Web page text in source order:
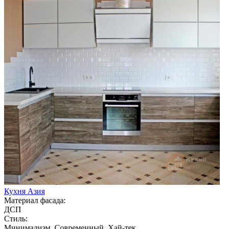
Кухня Азия
Материал фасада:
ДСП
Стиль: